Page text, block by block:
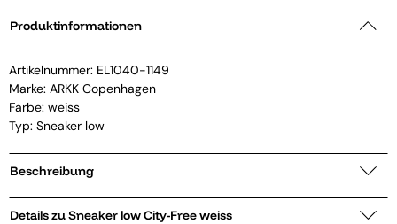
Produktinformationen
Artikelnummer: EL1040-1149
Marke: ARKK Copenhagen
Farbe: weiss
Typ: Sneaker low
Beschreibung
Details zu Sneaker low City-Free weiss